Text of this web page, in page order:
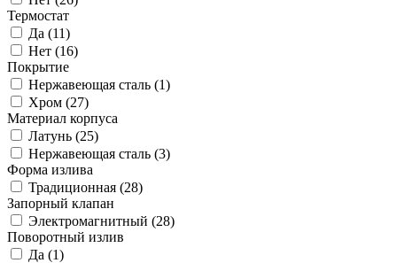
Термостат
Да (11)
Нет (16)
Покрытие
Нержавеющая сталь (1)
Хром (27)
Материал корпуса
Латунь (25)
Нержавеющая сталь (3)
Форма излива
Традиционная (28)
Запорный клапан
Электромагнитный (28)
Поворотный излив
Да (1)